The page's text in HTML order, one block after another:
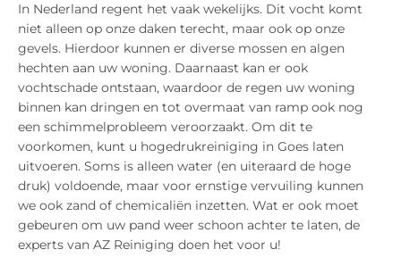
In Nederland regent het vaak wekelijks. Dit vocht komt
niet alleen op onze daken terecht, maar ook op onze
gevels. Hierdoor kunnen er diverse mossen en algen
hechten aan uw woning. Daarnaast kan er ook
vochtschade ontstaan, waardoor de regen uw woning
binnen kan dringen en tot overmaat van ramp ook nog
een schimmelprobleem veroorzaakt. Om dit te
voorkomen, kunt u hogedrukreiniging in Goes laten
uitvoeren. Soms is alleen water (en uiteraard de hoge
druk) voldoende, maar voor ernstige vervuiling kunnen
we ook zand of chemicaliën inzetten. Wat er ook moet
gebeuren om uw pand weer schoon achter te laten, de
experts van AZ Reiniging doen het voor u!